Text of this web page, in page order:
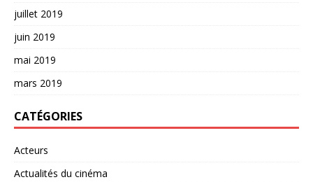
juillet 2019
juin 2019
mai 2019
mars 2019
CATÉGORIES
Acteurs
Actualités du cinéma